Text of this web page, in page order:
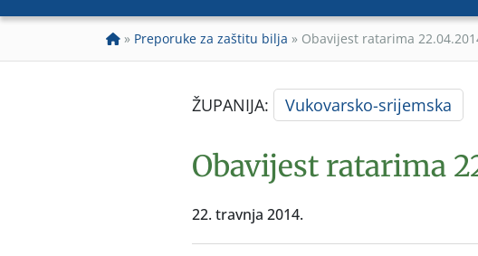
» Preporuke za zaštitu bilja » Obavijest ratarima
ŽUPANIJA: Vukovarsko-srijemska
Obavijest ratarima
22. travnja 2014.